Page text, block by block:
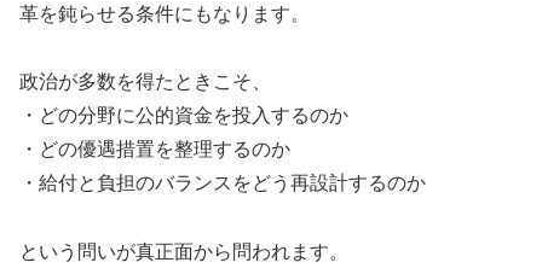
革を鈍らせる条件にもなります。
政治が多数を得たときこそ、
・どの分野に公的資金を投入するのか
・どの優遇措置を整理するのか
・給付と負担のバランスをどう再設計するのか
という問いが真正面から問われます。